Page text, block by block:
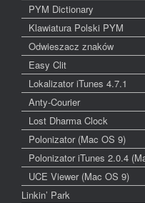
PYM Dictionary
Klawiatura Polski PYM
Odwieszacz znaków
Easy Clit
Lokalizator iTunes 4.7.1
Anty-Courier
Lost Dharma Clock
Polonizator (Mac OS 9)
Polonizator iTunes 2.0.4
UCE Viewer (Mac OS 9)
Linkin’ Park